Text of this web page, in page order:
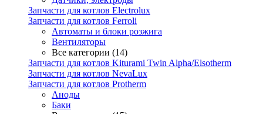
Запчасти для котлов Electrolux
Запчасти для котлов Ferroli
Автоматы и блоки розжига
Вентиляторы
Все категории (14)
Запчасти для котлов Kiturami Twin Alpha/Elsotherm
Запчасти для котлов NevaLux
Запчасти для котлов Protherm
Аноды
Баки